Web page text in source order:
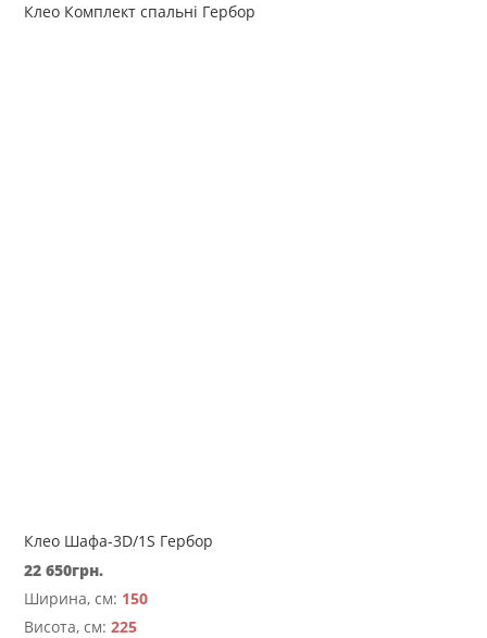
Клео Комплект спальні Гербор
Клео Шафа-3D/1S Гербор
22 650грн.
Ширина, см: 150
Висота, см:225